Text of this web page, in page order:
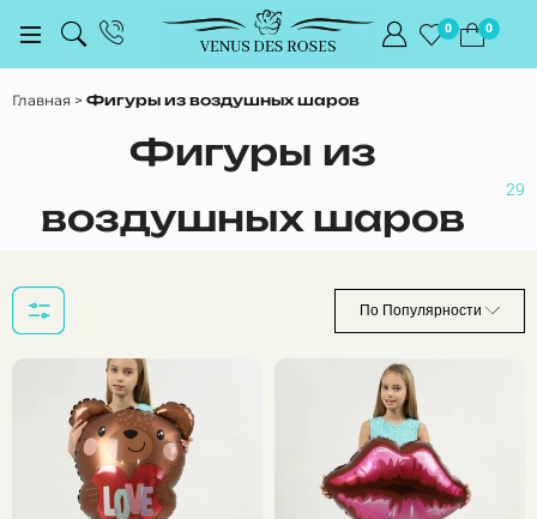
0 0
Главная Фигуры из воздушных шаров
Фигуры из
воздушных шаров
29
По Популярности